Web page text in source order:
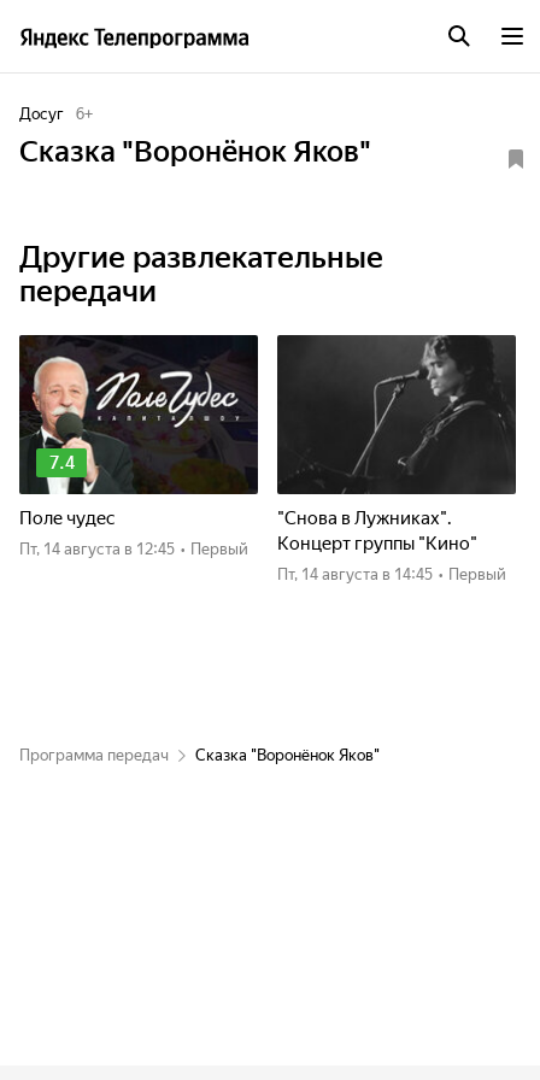
Досуг 6+
Сказка "Воронёнок Яков"
Другие развлекательные
передачи
7.4
Поле чудес
пт, 14 августа в 12:45 • Первый
"Снова в Лужниках".
Концерт группы "Кино"
пт, 14 августа в 14:45 • Первый
Программа передач Сказка "Воронёнок Яков"